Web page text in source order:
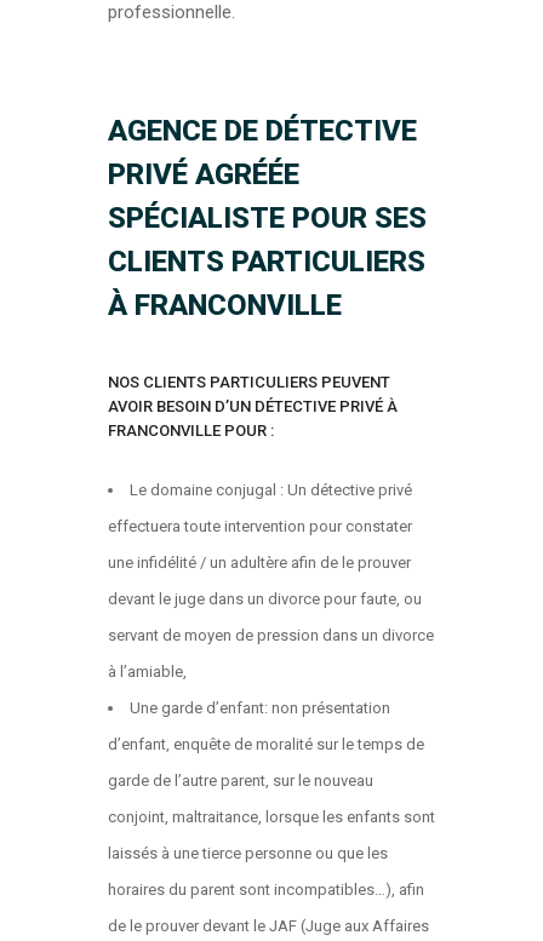
professionnelle.
AGENCE DE DÉTECTIVE
PRIVÉ AGRÉÉE
SPÉCIALISTE POUR SES
CLIENTS PARTICULIERS
À FRANCONVILLE
NOS CLIENTS PARTICULIERS PEUVENT
AVOIR BESOIN D’UN DÉTECTIVE PRIVÉ À
FRANCONVILLE POUR :
Le domaine conjugal : Un détective privé
effectuera toute intervention pour constater
une infidélité / un adultère afin de le prouver
devant le juge dans un divorce pour faute, ou
servant de moyen de pression dans un divorce
à l’amiable,
Une garde d’enfant: non présentation
d’enfant, enquête de moralité sur le temps de
garde de l’autre parent, sur le nouveau
conjoint, maltraitance, lorsque les enfants sont
laissés à une tierce personne ou que les
horaires du parent sont incompatibles…), afin
de le prouver devant le JAF (Juge aux Affaires